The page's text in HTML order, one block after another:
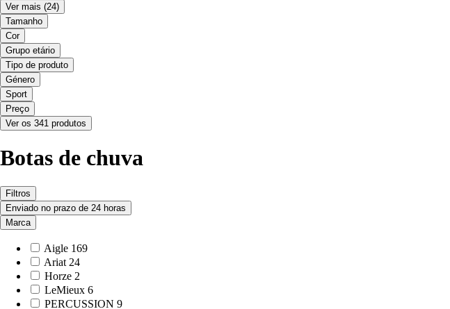
Ver mais (24)
Tamanho
Cor
Grupo etário
Tipo de produto
Género
Sport
Preço
Ver os 341 produtos
Botas de chuva
Filtros
Enviado no prazo de 24 horas
Marca
Aigle 169
Ariat 24
Horze 2
LeMieux 6
PERCUSSION 9